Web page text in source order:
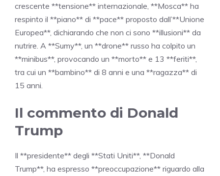
crescente **tensione** internazionale, **Mosca** ha
respinto il **piano** di **pace** proposto dall’**Unione
Europea**, dichiarando che non ci sono **illusioni** da
nutrire. A **Sumy**, un **drone** russo ha colpito un
**minibus**, provocando un **morto** e 13 **feriti**,
tra cui un **bambino** di 8 anni e una **ragazza** di
15 anni.
Il commento di Donald
Trump
Il **presidente** degli **Stati Uniti**, **Donald
Trump**, ha espresso **preoccupazione** riguardo alla